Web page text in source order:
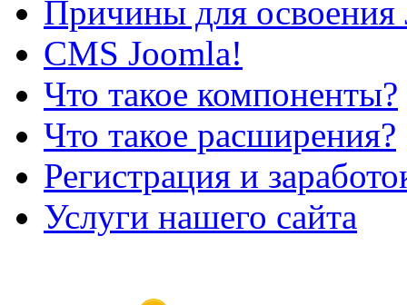
Причины для освоения
CMS Joomla!
Что такое компоненты?
Что такое расширения?
Регистрация и
Услуги нашего сайта